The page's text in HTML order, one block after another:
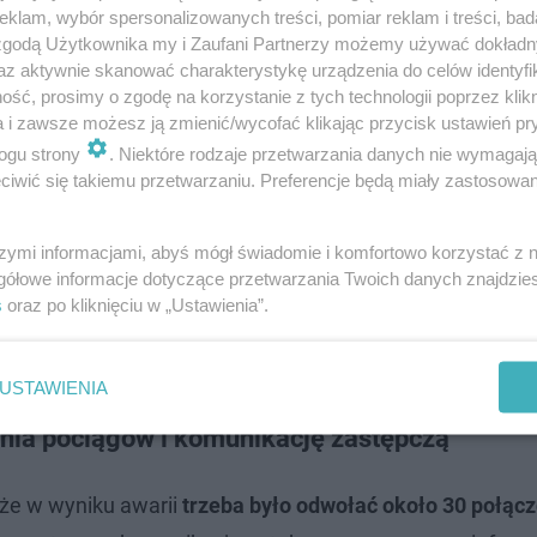
dochodzące w niektórych przypadkach do 100
Komplikacje uderzyły w podróżnych jadących
i Jelcza-Laskowic, a także na trasie Przemyśl
stan rzeczy.
na posterunku Wrocław Grabiszyn.
szlaku doznają opóźnień. Za utrudnienia
pociągów i komunikację zastępczą
w wyniku awarii trzeba było odwołać około 30
wybór spersonalizowanych treści, pomiar reklam i treści,
Użytkownika my i Zaufani Partnerzy możemy używać
aktywnie skanować charakterystykę urządzenia do celów
prosimy o zgodę na korzystanie z tych technologii poprzez
i zawsze możesz ją zmienić/wycofać klikając przycisk ustawień
strony
. Niektóre rodzaje przetwarzania danych nie
się takiemu przetwarzaniu. Preferencje będą miały
informacjami, abyś mógł świadomie i komfortowo korzystać z
informacje dotyczące przetwarzania Twoich danych
oraz po kliknięciu w „Ustawienia”.
USTAWIENIA